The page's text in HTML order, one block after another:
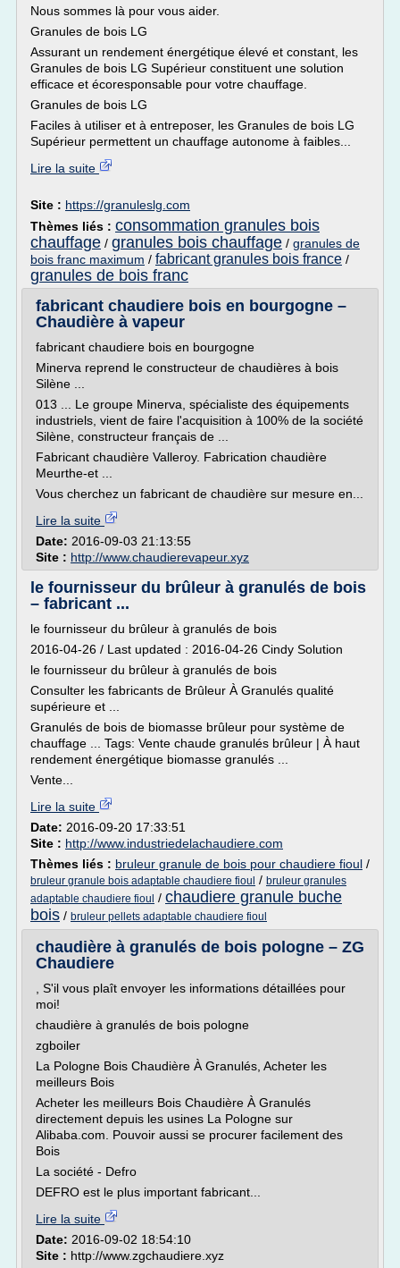
Nous sommes là pour vous aider.
Granules de bois LG
Assurant un rendement énergétique élevé et constant, les
Granules de bois LG Supérieur constituent une solution
efficace et écoresponsable pour votre chauffage.
Granules de bois LG
Faciles à utiliser et à entreposer, les Granules de bois LG
Supérieur permettent un chauffage autonome à faibles...
Lire la suite
Site : https://granuleslg.com
Thèmes liés : consommation granules bois
chauffage / granules bois chauffage / granules de
bois franc maximum / fabricant granules bois france /
granules de bois franc
fabricant chaudiere bois en bourgogne –
Chaudière à vapeur
fabricant chaudiere bois en bourgogne
Minerva reprend le constructeur de chaudières à bois
Silène ...
013 ... Le groupe Minerva, spécialiste des équipements
industriels, vient de faire l'acquisition à 100% de la société
Silène, constructeur français de ...
Fabricant chaudière Valleroy. Fabrication chaudière
Meurthe-et ...
Vous cherchez un fabricant de chaudière sur mesure en...
Lire la suite
Date: 2016-09-03 21:13:55
Site : http://www.chaudierevapeur.xyz
le fournisseur du brûleur à granulés de bois
– fabricant ...
le fournisseur du brûleur à granulés de bois
2016-04-26 / Last updated : 2016-04-26 Cindy Solution
le fournisseur du brûleur à granulés de bois
Consulter les fabricants de Brûleur À Granulés qualité
supérieure et ...
Granulés de bois de biomasse brûleur pour système de
chauffage ... Tags: Vente chaude granulés brûleur | À haut
rendement énergétique biomasse granulés ...
Vente...
Lire la suite
Date: 2016-09-20 17:33:51
Site : http://www.industriedelachaudiere.com
Thèmes liés : bruleur granule de bois pour chaudiere fioul /
bruleur granule bois adaptable chaudiere fioul / bruleur granules
adaptable chaudiere fioul / chaudiere granule buche
bois / bruleur pellets adaptable chaudiere fioul
chaudière à granulés de bois pologne – ZG
Chaudiere
, S'il vous plaît envoyer les informations détaillées pour
moi!
chaudière à granulés de bois pologne
zgboiler
La Pologne Bois Chaudière À Granulés, Acheter les
meilleurs Bois
Acheter les meilleurs Bois Chaudière À Granulés
directement depuis les usines La Pologne sur
Alibaba.com. Pouvoir aussi se procurer facilement des
Bois
La société - Defro
DEFRO est le plus important fabricant...
Lire la suite
Date: 2016-09-02 18:54:10
Site : http://www.zgchaudiere.xyz